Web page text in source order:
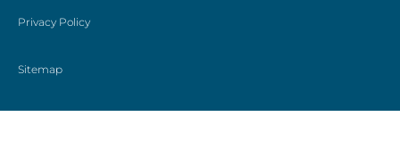
Privacy Policy
Sitemap